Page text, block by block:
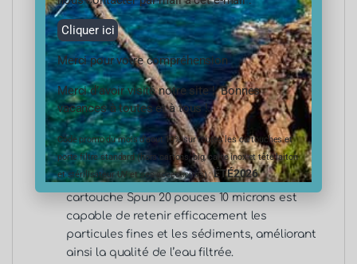
pouces 10 microns
Résistance chimique : La cartouche Spun 20
pouces 10 microns est résistante à de
nombreux produits chimiques couramment
présents dans l’eau, ce qui la rend adaptée
à une utilisation dans différents
environnements.
Haute capacité de rétention des particules
: Grâce à sa taille de pore de 210 microns , la
cartouche Spun 20 pouces 10 microns est
capable de retenir efficacement les
particules fines et les sédiments, améliorant
ainsi la qualité de l’eau filtrée.
Cliquer ici
Merci pour votre compréhension
Merci d’avoir visité notre site ! Bonnes
vacances à toutes et à tous !
Code promo du mois d’aout 10% sur toutes les cartouches et
porte filtre standard (hors cartons, big, carte inox et tête laiton
et stérilisateur UV et ses accessoires) :ÉTÉ2026